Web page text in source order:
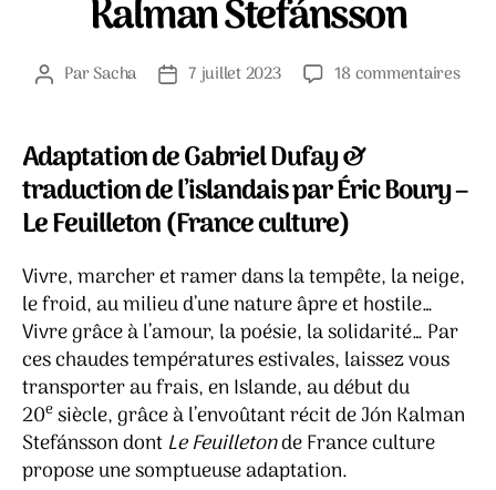
Kalman Stefánsson
Auteur
ParSacha
Date7 juillet 2023 18 commentairessur
&
et
terre
Adaptation de Gabriel Dufay &
traduction de l’islandais par Éric Boury –
Le Feuilleton (France culture)
Vivre, marcher et ramer dans la tempête, la neige,
le froid, au milieu d’une nature âpre et hostile…
Vivre grâce à l’amour, la poésie, la solidarité… Par
ces chaudes températures estivales, laissez vous
transporter au frais, en Islande, au début du
20esiècle, grâce à l’envoûtant récit de Jón Kalman
Stefánsson dont Le Feuilletonde France culture
propose une somptueuse adaptation.